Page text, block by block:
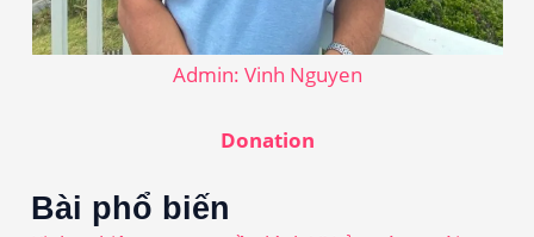
Admin: Vinh Nguyen
Donation
Bài phổ biến